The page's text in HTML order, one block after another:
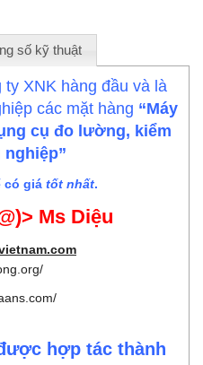
số kỹ thuật
ty XNK hàng đầu và là
các mặt hàng “Máy
cụ đo lường, kiểm
có giá tốt nhất.
Ms Diệu
hợp tác thành